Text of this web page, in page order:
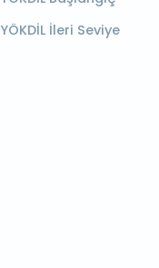
YÖKDİL İleri Seviye